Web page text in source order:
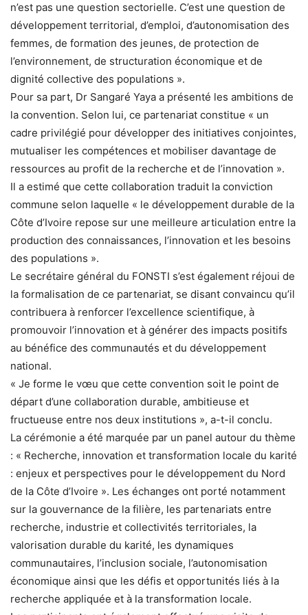
n’est pas une question sectorielle. C’est une question de
développement territorial, d’emploi, d’autonomisation des
femmes, de formation des jeunes, de protection de
l’environnement, de structuration économique et de
dignité collective des populations ».
Pour sa part, Dr Sangaré Yaya a présenté les ambitions de
la convention. Selon lui, ce partenariat constitue « un
cadre privilégié pour développer des initiatives conjointes,
mutualiser les compétences et mobiliser davantage de
ressources au profit de la recherche et de l’innovation ».
Il a estimé que cette collaboration traduit la conviction
commune selon laquelle « le développement durable de la
Côte d’Ivoire repose sur une meilleure articulation entre la
production des connaissances, l’innovation et les besoins
des populations ».
Le secrétaire général du FONSTI s’est également réjoui de
la formalisation de ce partenariat, se disant convaincu qu’il
contribuera à renforcer l’excellence scientifique, à
promouvoir l’innovation et à générer des impacts positifs
au bénéfice des communautés et du développement
national.
« Je forme le vœu que cette convention soit le point de
départ d’une collaboration durable, ambitieuse et
fructueuse entre nos deux institutions », a-t-il conclu.
La cérémonie a été marquée par un panel autour du thème
: « Recherche, innovation et transformation locale du karité
: enjeux et perspectives pour le développement du Nord
de la Côte d’Ivoire ». Les échanges ont porté notamment
sur la gouvernance de la filière, les partenariats entre
recherche, industrie et collectivités territoriales, la
valorisation durable du karité, les dynamiques
communautaires, l’inclusion sociale, l’autonomisation
économique ainsi que les défis et opportunités liés à la
recherche appliquée et à la transformation locale.